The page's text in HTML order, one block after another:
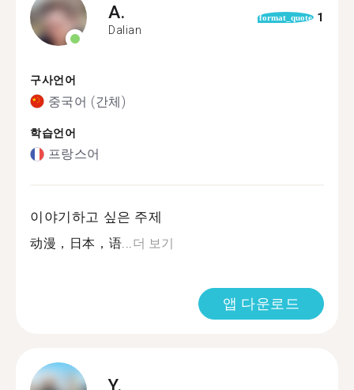
A.
Dalian
format_quote 1
구사언어
중국어 (간체)
학습언어
프랑스어
이야기하고 싶은 주제
动漫，日本，语...더 보기
앱 다운로드
Y.